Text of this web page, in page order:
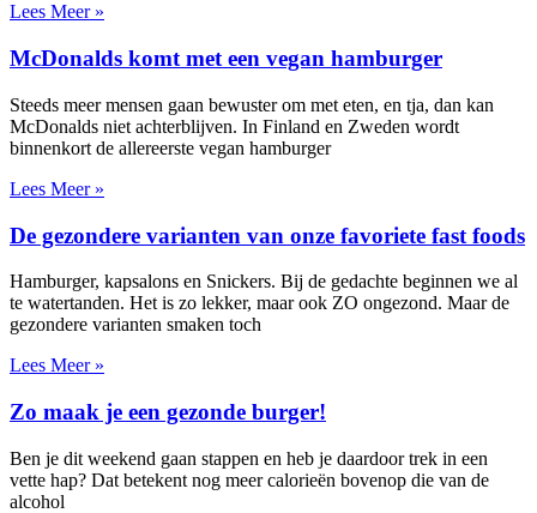
Lees Meer »
McDonalds komt met een vegan hamburger
Steeds meer mensen gaan bewuster om met eten, en tja, dan kan
McDonalds niet achterblijven. In Finland en Zweden wordt
binnenkort de allereerste vegan hamburger
Lees Meer »
De gezondere varianten van onze favoriete fast foods
Hamburger, kapsalons en Snickers. Bij de gedachte beginnen we al
te watertanden. Het is zo lekker, maar ook ZO ongezond. Maar de
gezondere varianten smaken toch
Lees Meer »
Zo maak je een gezonde burger!
Ben je dit weekend gaan stappen en heb je daardoor trek in een
vette hap? Dat betekent nog meer calorieën bovenop die van de
alcohol